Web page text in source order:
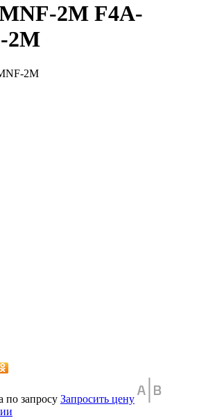
2M F4A-
2M
2M
по запросу Запросить цену